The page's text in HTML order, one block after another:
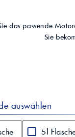
das passende
Sie
auswählen
5l